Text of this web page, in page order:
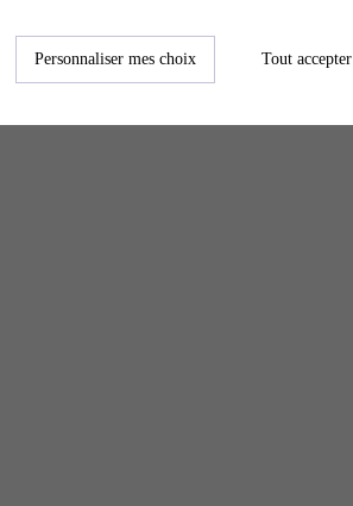
Personnaliser mes choix Tout accepter